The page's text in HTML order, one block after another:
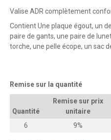
Valise ADR complètement
Contient Une plaque égout, un
paire de gants, une paire de
torche, une pelle écope, un sac
Remise sur la quantité
Quantité
Remise sur prix
unitaire
6
9%